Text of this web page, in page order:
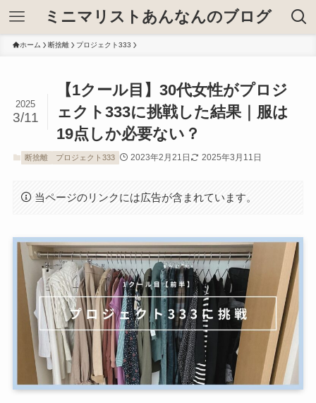
ミニマリストあんなんのブログ
ホーム 断捨離 プロジェクト333
【1クール目】30代女性がプロジ
ェクト333に挑戦した結果｜服は
19点しか必要ない？
2025
3/11
断捨離 プロジェクト333 2023年2月21日 2025年3月11日
当ページのリンクには広告が含まれています。